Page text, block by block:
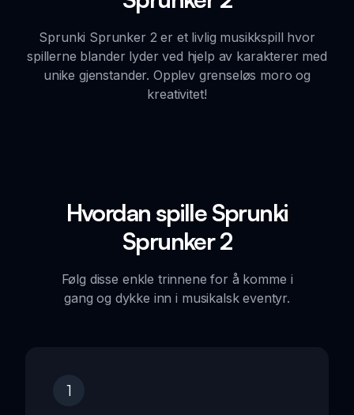
Sprunki Sprunker 2 er et livlig musikkspill hvor
spillerne blander lyder ved hjelp av karakterer med
unike gjenstander. Opplev grenseløs moro og
kreativitet!
Hvordan spille Sprunki
Sprunker 2
Følg disse enkle trinnene for å komme i
gang og dykke inn i musikalsk eventyr.
1